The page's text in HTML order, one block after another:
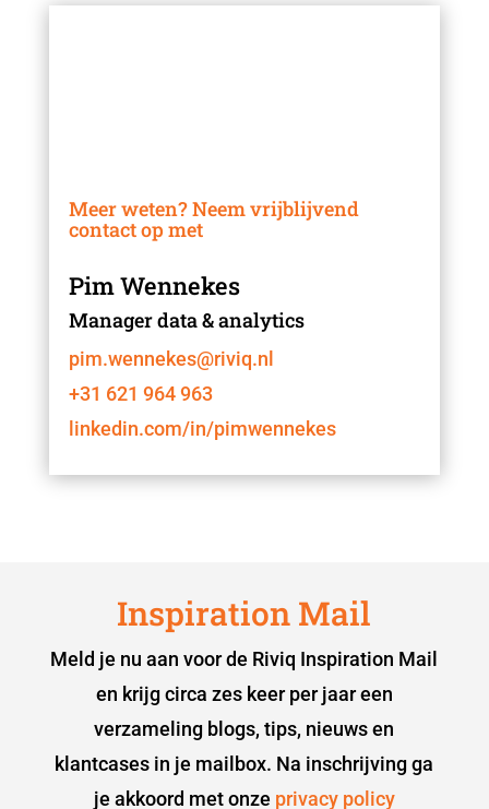
Meer weten? Neem vrijblijvend
contact op met
Pim Wennekes
Manager data & analytics
pim.wennekes@riviq.nl
+31 621 964 963
linkedin.com/in/pimwennekes
Inspiration Mail
Meld je nu aan voor de Riviq Inspiration Mail
en krijg circa zes keer per jaar een
verzameling blogs, tips, nieuws en
klantcases in je mailbox. Na inschrijving ga
je akkoord met onze privacy policy